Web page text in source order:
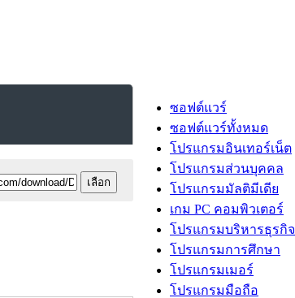
ซอฟต์แวร์
ซอฟต์แวร์ทั้งหมด
โปรแกรมอินเทอร์เน็ต
โปรแกรมส่วนบุคคล
โปรแกรมมัลติมีเดีย
เกม PC คอมพิวเตอร์
โปรแกรมบริหารธุรกิจ
โปรแกรมการศึกษา
โปรแกรมเมอร์
โปรแกรมมือถือ